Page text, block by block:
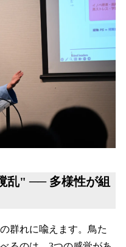
乱" ── 多様性が組
群れに喩えます。鳥た